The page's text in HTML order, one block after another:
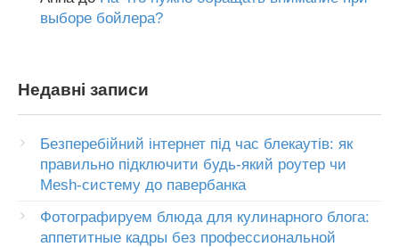
выборе бойлера?
Недавні записи
Безперебійний інтернет під час блекаутів: як
правильно підключити будь-який роутер чи
Mesh-систему до павербанка
Фотографируем блюда для кулинарного блога:
аппетитные кадры без профессиональной